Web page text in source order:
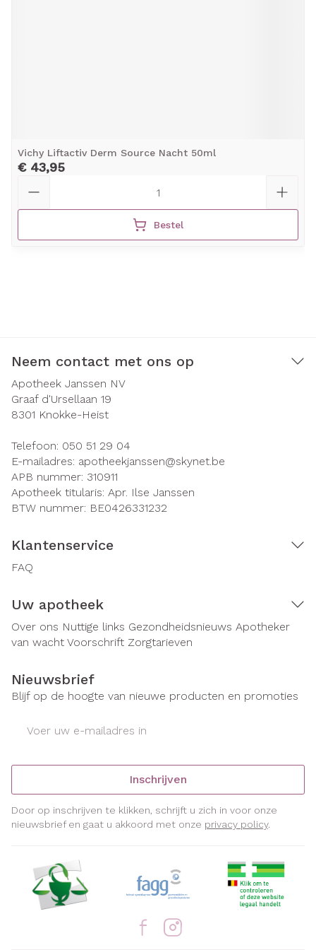
Vichy Liftactiv Derm Source Nacht 50ml
€ 43,95
Bestel
Neem contact met ons op
Apotheek Janssen NV
Graaf d'Ursellaan 19
8301 Knokke-Heist
Telefoon: 050 51 29 04
E-mailadres: apotheekjanssen@skynet.be
APB nummer: 310911
Apotheek titularis: Apr. Ilse Janssen
BTW nummer: BE0426331232
Klantenservice
FAQ
Uw apotheek
Over ons Nuttige links Gezondheidsnieuws Apotheker
van wacht Voorschrift Zorgtarieven
Nieuwsbrief
Blijf op de hoogte van nieuwe producten en promoties
Inschrijven
Door op inschrijven te klikken, schrijft u zich in voor onze
nieuwsbrief en gaat u akkoord met onze privacy policy.